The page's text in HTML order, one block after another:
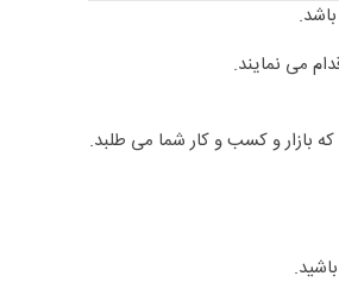
می نمایند.
بازار و کسب و کار شما می طلبد.